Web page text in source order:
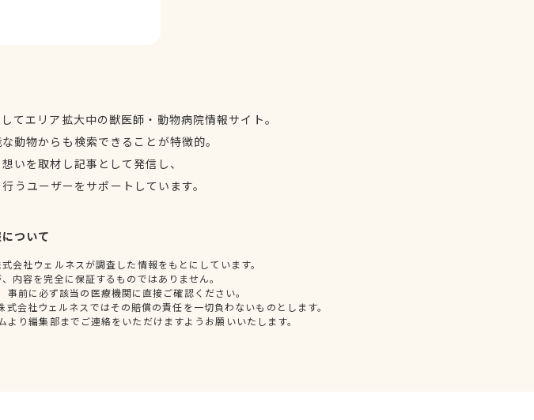
てエリア拡大中の獣医師・動物病院情報サイト。
動物からも検索できることが特徴的。
いを取材し記事として発信し、
うユーザーをサポートしています。
ついて
会社ウェルネスが調査した情報をもとにしています。
内容を完全に保証するものではありません。
前に必ず該当の医療機関に直接ご確認ください。
会社ウェルネスではその賠償の責任を一切負わないものとします。
り編集部までご連絡をいただけますようお願いいたします。